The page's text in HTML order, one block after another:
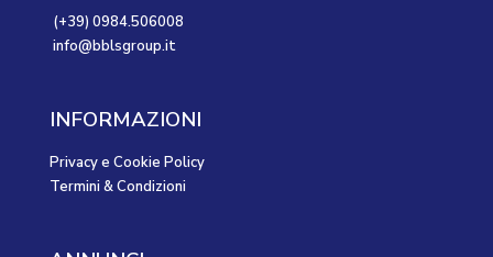
(+39) 0984.506008
info@bblsgroup.it
INFORMAZIONI
Privacy e Cookie Policy
Termini & Condizioni